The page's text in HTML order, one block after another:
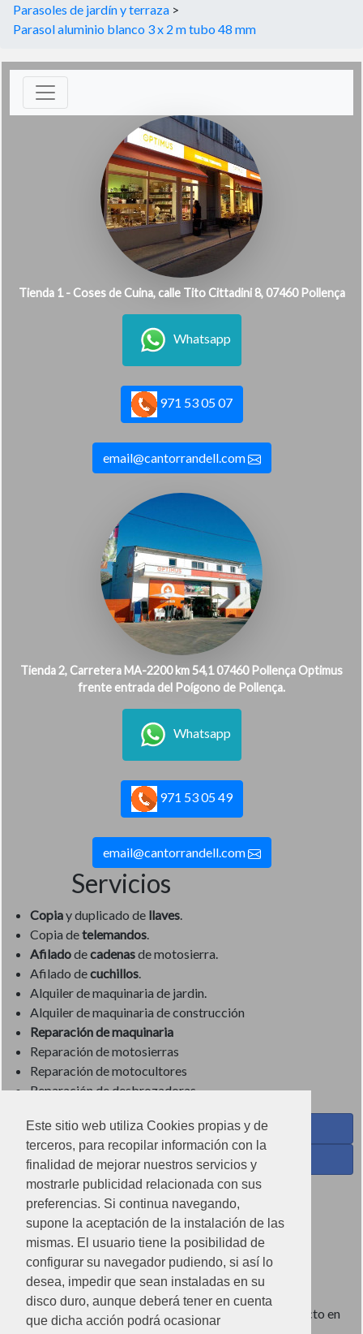
Este sitio web utiliza Cookies propias y de
terceros, para recopilar información con la
finalidad de mejorar nuestros servicios y
mostrarle publicidad relacionada con sus
preferencias. Si continua navegando,
supone la aceptación de la instalación de las
mismas. El usuario tiene la posibilidad de
configurar su navegador pudiendo, si así lo
desea, impedir que sean instaladas en su
disco duro, aunque deberá tener en cuenta
que dicha acción podrá ocasionar
Parasoles de jardín y terraza >
Parasol aluminio blanco 3 x 2 m tubo 48 mm
Tienda 1 - Coses de Cuina, calle Tito Cittadini 8, 07460 Pollença
Whatsapp
971 53 05 07
email@cantorrandell.com
Tienda 2, Carretera MA-2200 km 54,1 07460 Pollença Optimus
frente entrada del Poígono de Pollença.
Whatsapp
971 53 05 49
email@cantorrandell.com
Servicios
Copiay duplicado de llaves.
Copia detelemandos.
Afiladodecadenasde motosierra.
Afilado decuchillos.
Alquiler de maquinaria de jardin.
Alquiler de maquinaria de construcción
Reparación de maquinaria
Reparación de motosierras
Reparación de motocultores
Reparación de desbrozadoras
Coses de Cuina - Menaje y hogar en Facebook
Ferreteria Torrandell en Facebook
Coses de Cuina en Instagram
Condiciones de uso
Poítica de redes sociales
Política de cookies
Imágenes no contractuales, pueden diferir de producto en